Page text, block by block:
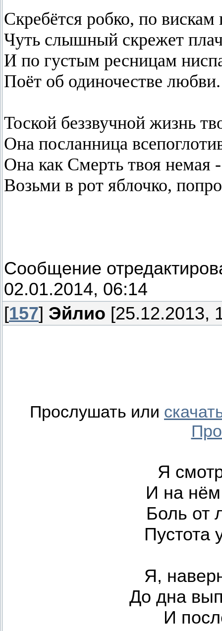
Скребётся робко, по вискам
Чуть слышный скрежет
И по густым ресницам
Поёт об одиночестве любви.
Тоской беззвучной жизнь
Она посланница
Она как Смерть твоя немая -
Возьми в рот яблочко,
Сообщение
02.01.2014, 06:14
[157] Эйлио [25.12.2013,
Прослушать или
Я
И на нём
Боль от
Пустота
Я,
До дна
И